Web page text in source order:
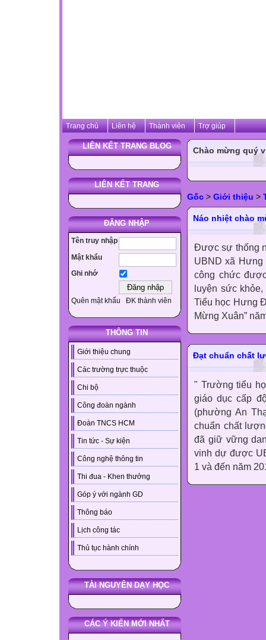
Trang chủ Liên hệ Thành viên Trợ giúp
LIÊN KẾT TRANG BLOG
LIÊN KẾT TRANG
ĐĂNG NHẬP
Tên truy nhập
Mật khẩu
Ghi nhớ
Quên mật khẩu ĐK thành viên
THÔNG TIN
Giới thiệu chung
Các trường trực thuộc
Chi bộ
Công đoàn ngành
Đoàn TNCS HCM
Tin tức - Sự kiện
Công nghệ thông tin
Thi đua - Khen thưởng
Góp ý với ngành GD
Thông báo
Lịch công tác
Thủ tục hành chính
TÀI NGUYÊN DẠY HỌC
CÁC Ý KIẾN MỚI NHẤT
Chào mừng quý
Gốc > Giới thiệu >
Náo nhiệt chào
Được sự thống
UBND xã Hưng
công chức
luyện sức
Tiểu học Hưng
Mừng Xuân”
Đạt chuẩn chất
" Trường tiểu
giáo dục cấp
(phường An
chuẩn chất
đã giữ vững
vinh dự được
1 và đến năm